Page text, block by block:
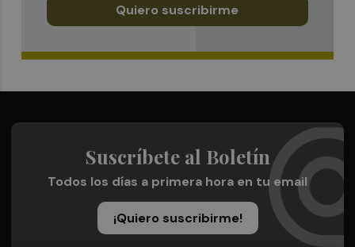
Quiero suscribirme
Suscríbete al Boletín
Todos los días a primera hora en tu email
¡Quiero suscribirme!